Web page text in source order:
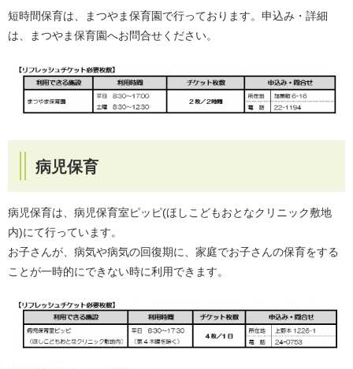
短時間保育は、まつやま保育園で行っております。申込み・詳細
は、まつやま保育園へお問合せください。
病児保育
病児保育は、病児保育室ピッピ(ほしこどもおとなクリニック敷地
内)にて行っています。
お子さんが、病気や病気の回復期に、家庭でお子さんの保育をする
ことが一時的にできない時に利用できます。